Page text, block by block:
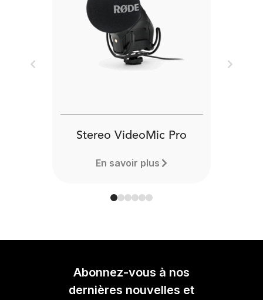
Stereo VideoMic Pro
En savoir plus
Previous Next
Abonnez-vous à nos
dernières nouvelles et